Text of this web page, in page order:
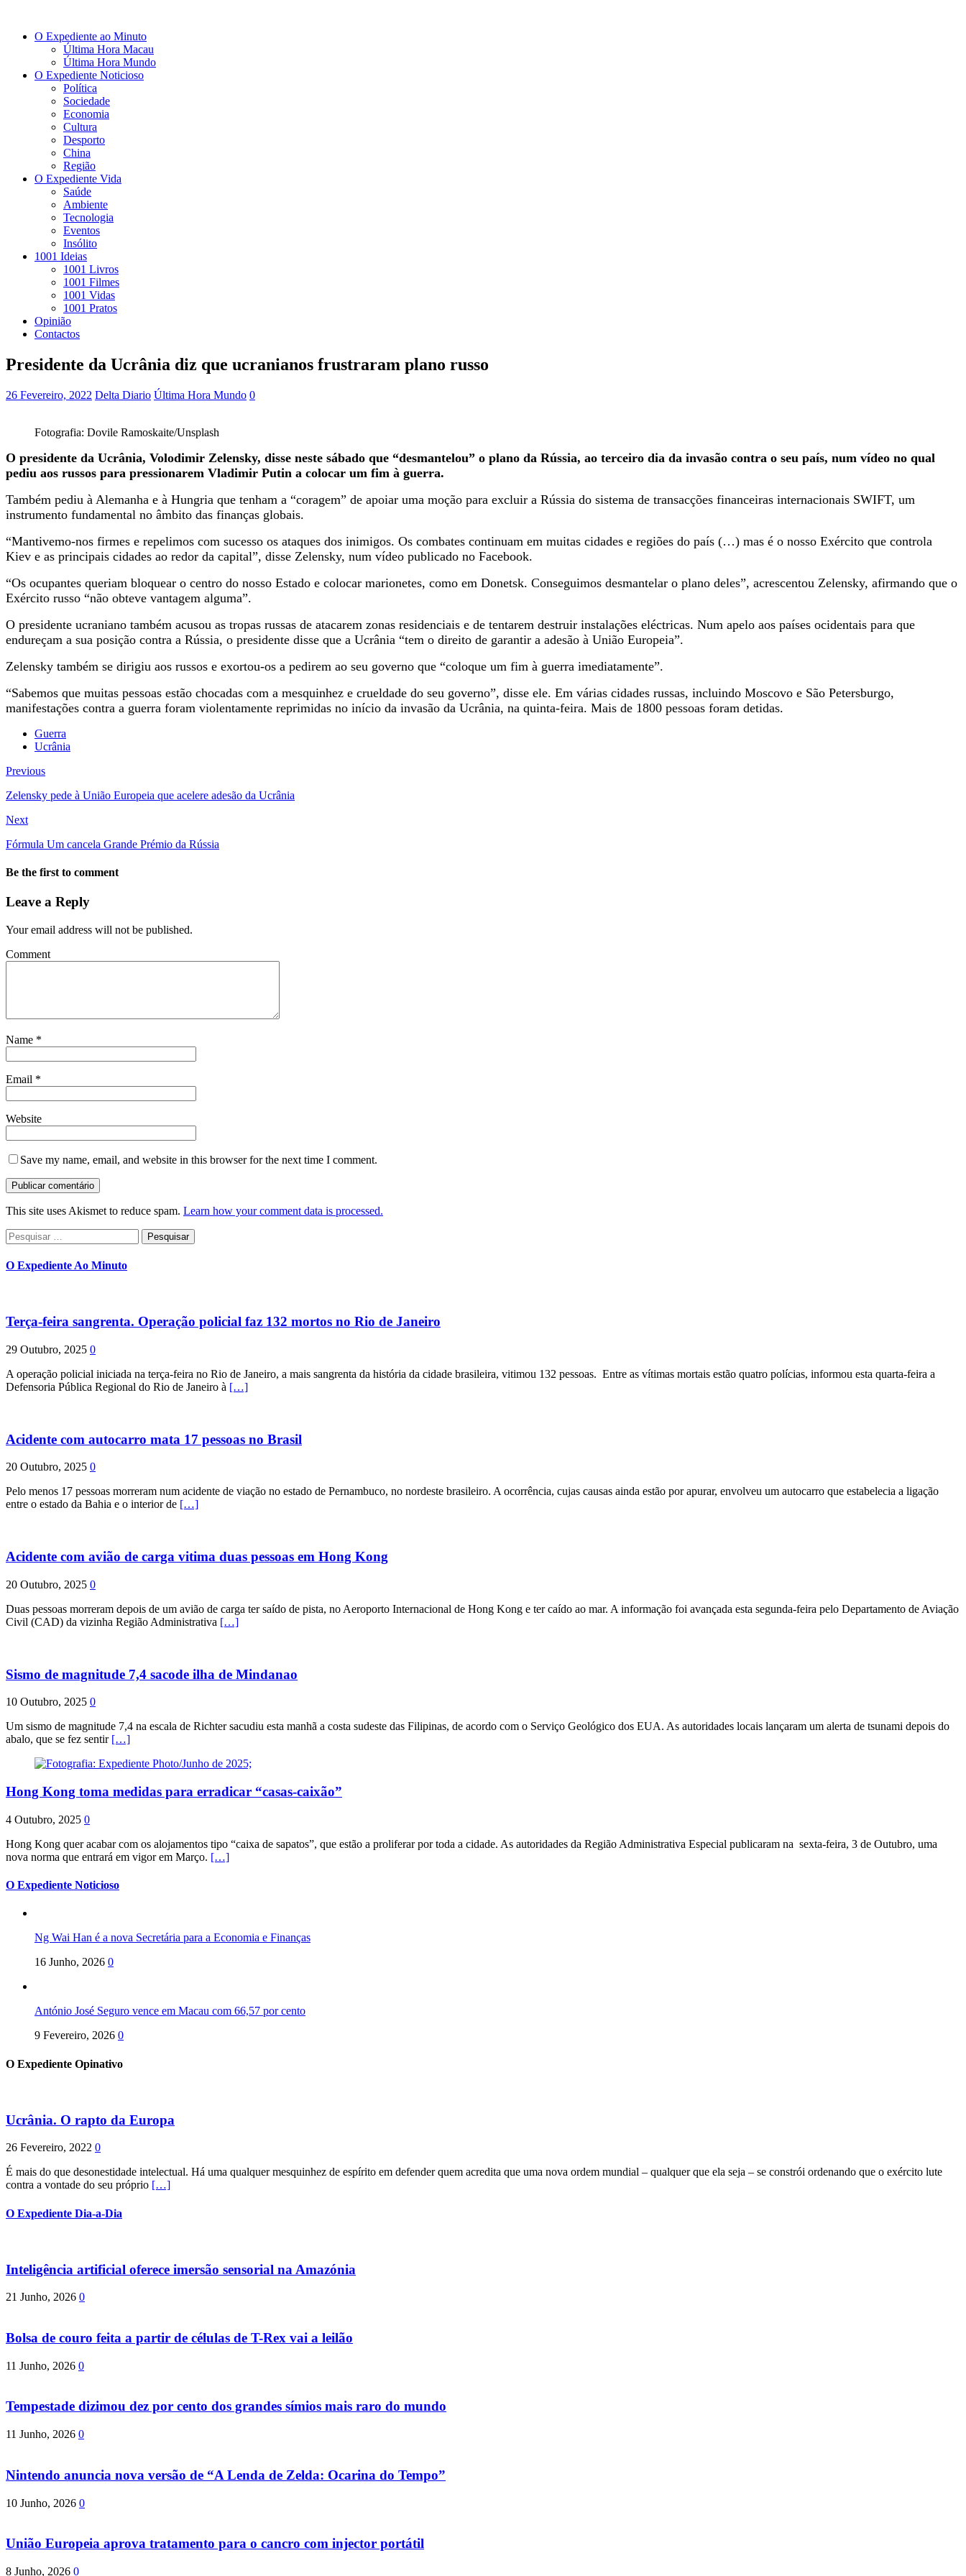
O Expediente ao Minuto
Última Hora Macau
Última Hora Mundo
O Expediente Noticioso
Política
Sociedade
Economia
Cultura
Desporto
China
Região
O Expediente Vida
Saúde
Ambiente
Tecnologia
Eventos
Insólito
1001 Ideias
1001 Livros
1001 Filmes
1001 Vidas
1001 Pratos
Opinião
Contactos
Presidente da Ucrânia diz que ucranianos frustraram plano russo
26 Fevereiro, 2022 Delta Diario Última Hora Mundo 0
Fotografia: Dovile Ramoskaite/Unsplash
O presidente da Ucrânia, Volodimir Zelensky, disse neste sábado que “desmantelou” o plano da Rússia, ao terceiro dia da invasão contra o seu país, num vídeo no qual
pediu aos russos para pressionarem Vladimir Putin a colocar um fim à guerra.
Também pediu à Alemanha e à Hungria que tenham a “coragem” de apoiar uma moção para excluir a Rússia do sistema de transacções financeiras internacionais SWIFT, um
instrumento fundamental no âmbito das finanças globais.
“Mantivemo-nos firmes e repelimos com sucesso os ataques dos inimigos. Os combates continuam em muitas cidades e regiões do país (…) mas é o nosso Exército que controla
Kiev e as principais cidades ao redor da capital”, disse Zelensky, num vídeo publicado no Facebook.
“Os ocupantes queriam bloquear o centro do nosso Estado e colocar marionetes, como em Donetsk. Conseguimos desmantelar o plano deles”, acrescentou Zelensky, afirmando que o
Exército russo “não obteve vantagem alguma”.
O presidente ucraniano também acusou as tropas russas de atacarem zonas residenciais e de tentarem destruir instalações eléctricas. Num apelo aos países ocidentais para que
endureçam a sua posição contra a Rússia, o presidente disse que a Ucrânia “tem o direito de garantir a adesão à União Europeia”.
Zelensky também se dirigiu aos russos e exortou-os a pedirem ao seu governo que “coloque um fim à guerra imediatamente”.
“Sabemos que muitas pessoas estão chocadas com a mesquinhez e crueldade do seu governo”, disse ele. Em várias cidades russas, incluindo Moscovo e São Petersburgo,
manifestações contra a guerra foram violentamente reprimidas no início da invasão da Ucrânia, na quinta-feira. Mais de 1800 pessoas foram detidas.
Guerra
Ucrânia
Previous
Zelensky pede à União Europeia que acelere adesão da Ucrânia
Next
Fórmula Um cancela Grande Prémio da Rússia
Be the first to comment
Leave a Reply
Your email address will not be published.
Comment
Name *
Email *
Website
Save my name, email, and website in this browser for the next time I comment.
This site uses Akismet to reduce spam. Learn how your comment data is processed.
Pesquisar
por:
O Expediente Ao Minuto
Terça-feira sangrenta. Operação policial faz 132 mortos no Rio de Janeiro
29 Outubro, 2025 0
A operação policial iniciada na terça-feira no Rio de Janeiro, a mais sangrenta da história da cidade brasileira, vitimou 132 pessoas. Entre as vítimas mortais estão quatro polícias, informou esta quarta-feira a
Defensoria Pública Regional do Rio de Janeiro à […]
Acidente com autocarro mata 17 pessoas no Brasil
20 Outubro, 2025 0
Pelo menos 17 pessoas morreram num acidente de viação no estado de Pernambuco, no nordeste brasileiro. A ocorrência, cujas causas ainda estão por apurar, envolveu um autocarro que estabelecia a ligação
entre o estado da Bahia e o interior de […]
Acidente com avião de carga vitima duas pessoas em Hong Kong
20 Outubro, 2025 0
Duas pessoas morreram depois de um avião de carga ter saído de pista, no Aeroporto Internacional de Hong Kong e ter caído ao mar. A informação foi avançada esta segunda-feira pelo Departamento de Aviação
Civil (CAD) da vizinha Região Administrativa […]
Sismo de magnitude 7,4 sacode ilha de Mindanao
10 Outubro, 2025 0
Um sismo de magnitude 7,4 na escala de Richter sacudiu esta manhã a costa sudeste das Filipinas, de acordo com o Serviço Geológico dos EUA. As autoridades locais lançaram um alerta de tsunami depois do
abalo, que se fez sentir […]
Hong Kong toma medidas para erradicar “casas-caixão”
4 Outubro, 2025 0
Hong Kong quer acabar com os alojamentos tipo “caixa de sapatos”, que estão a proliferar por toda a cidade. As autoridades da Região Administrativa Especial publicaram na sexta-feira, 3 de Outubro, uma
nova norma que entrará em vigor em Março. […]
O Expediente Noticioso
Ng Wai Han é a nova Secretária para a Economia e Finanças
16 Junho, 2026 0
António José Seguro vence em Macau com 66,57 por cento
9 Fevereiro, 2026 0
O Expediente Opinativo
Ucrânia. O rapto da Europa
26 Fevereiro, 2022 0
É mais do que desonestidade intelectual. Há uma qualquer mesquinhez de espírito em defender quem acredita que uma nova ordem mundial – qualquer que ela seja – se constrói ordenando que o exército lute
contra a vontade do seu próprio […]
O Expediente Dia-a-Dia
Inteligência artificial oferece imersão sensorial na Amazónia
21 Junho, 2026 0
Bolsa de couro feita a partir de células de T-Rex vai a leilão
11 Junho, 2026 0
Tempestade dizimou dez por cento dos grandes símios mais raro do mundo
11 Junho, 2026 0
Nintendo anuncia nova versão de “A Lenda de Zelda: Ocarina do Tempo”
10 Junho, 2026 0
União Europeia aprova tratamento para o cancro com injector portátil
8 Junho, 2026 0